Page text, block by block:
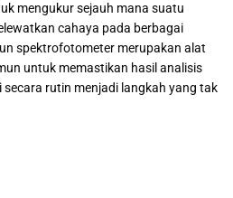
mengukur sejauh mana suatu
cahaya pada berbagai
spektrofotometer merupakan alat
untuk memastikan hasil analisis
rutin menjadi langkah yang tak